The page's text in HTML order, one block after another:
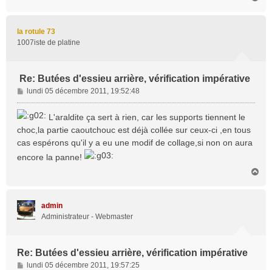
la rotule 73
1007iste de platine
Re: Butées d'essieu arrière, vérification impérative
M
e
s
a
g
e
lundi 05 décembre 2011, 19:52:48
L'araldite ça sert à rien, car les supports tiennent le
choc,la partie caoutchouc est déjà collée sur ceux-ci ,en tous
cas espérons qu'il y a eu une modif de collage,si non on aura
encore la panne!
admin
Administrateur - Webmaster
Re: Butées d'essieu arrière, vérification impérative
M
lundi 05 décembre 2011, 19:57:25